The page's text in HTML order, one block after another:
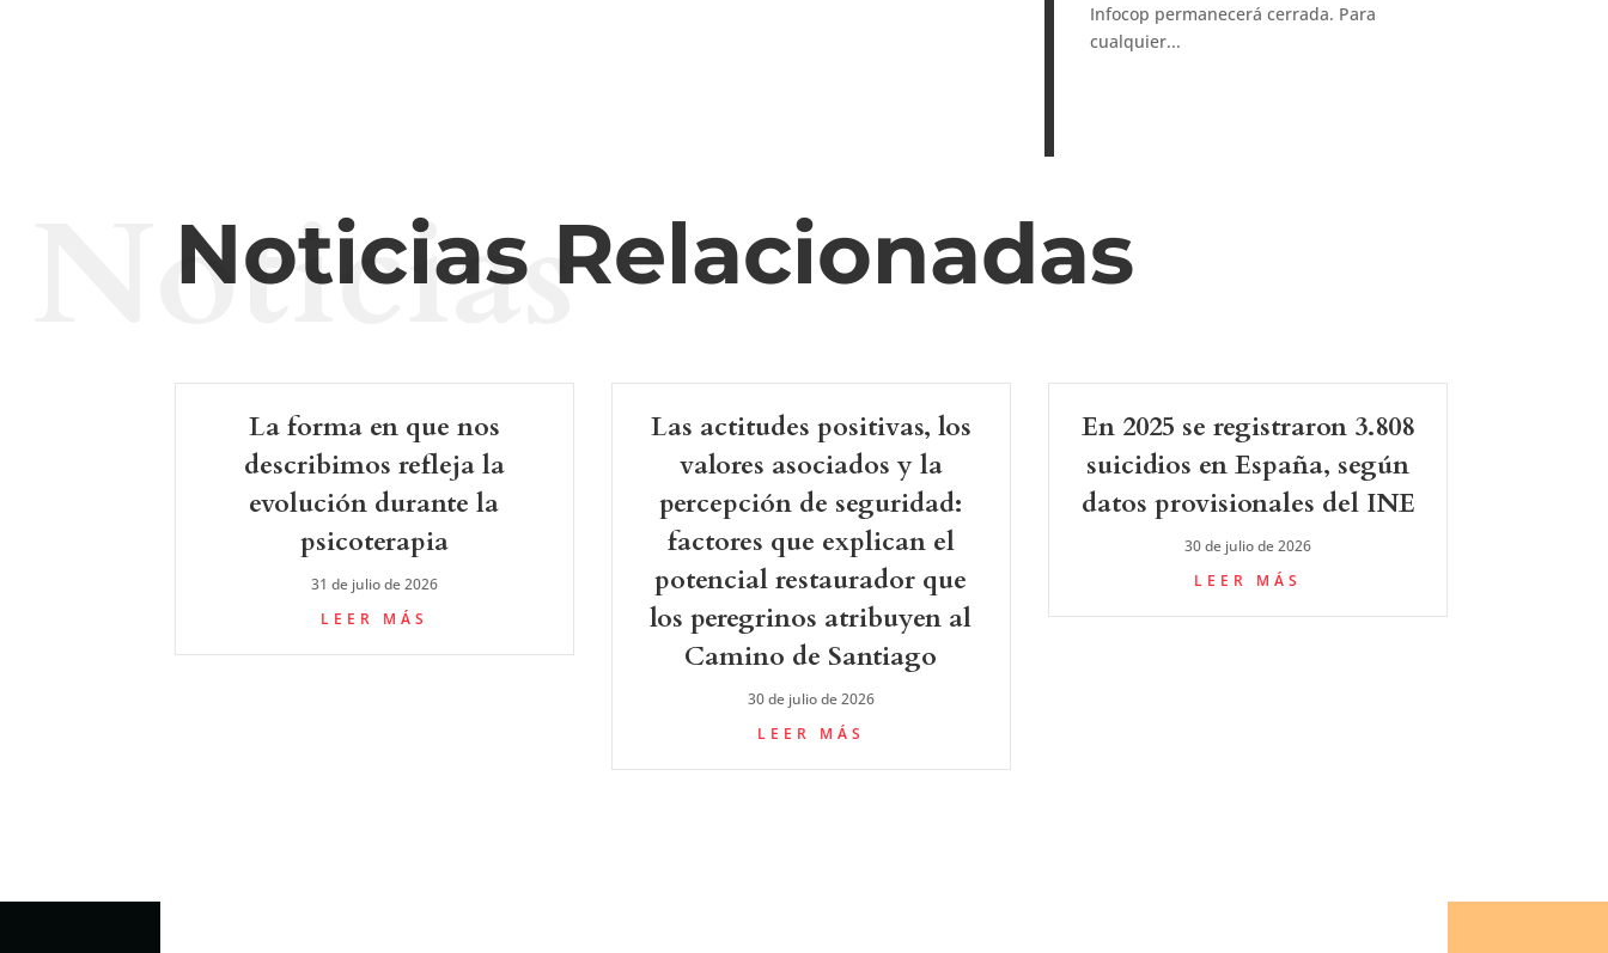
Infocop permanecerá cerrada. Para
cualquier...
Noticias Relacionadas
Noticias
La forma en que nos
describimos refleja la
evolución durante la
psicoterapia
31 de julio de 2026
LEER MÁS
Las actitudes positivas, los
valores asociados y la
percepción de seguridad:
factores que explican el
potencial restaurador que
los peregrinos atribuyen al
Camino de Santiago
30 de julio de 2026
LEER MÁS
En 2025 se registraron 3.808
suicidios en España, según
datos provisionales del INE
30 de julio de 2026
LEER MÁS